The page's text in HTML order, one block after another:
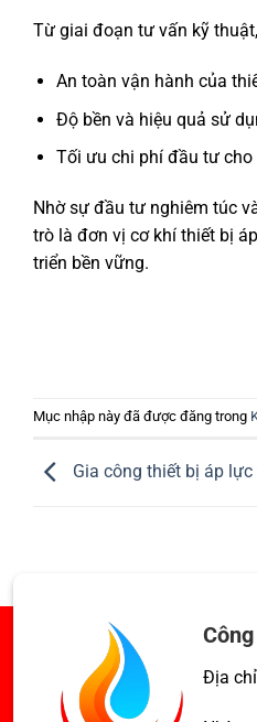
Từ giai đoạn tư vấn kỹ
An toàn vận hành của
Độ bền và hiệu quả sử
Tối ưu chi phí đầu tư cho
Nhờ sự đầu tư nghiêm túc
trò là đơn vị cơ khí thiết bị
triển bền vững.
Mục nhập này đã được đăng trong
Gia công thiết bị áp
Địa